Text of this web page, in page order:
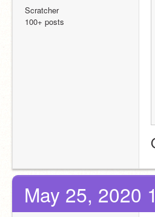
Scratcher
100+ posts
May 25, 2020